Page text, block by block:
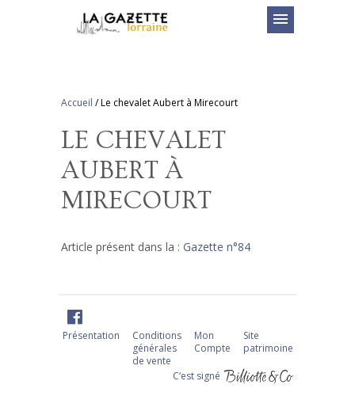
menu
Accueil /Le chevalet Aubert à Mirecourt
LE CHEVALET
AUBERT À
MIRECOURT
Article présent dans la : Gazette n°84
Présentation
Conditions
générales
de vente
Mon
Compte
Site
patrimoine
C‘est signé